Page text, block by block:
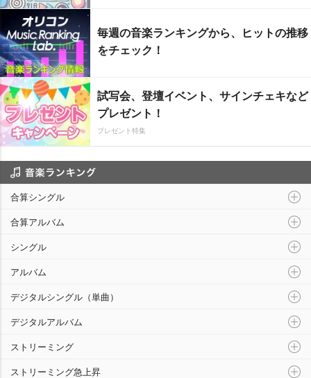
毎週の音楽ランキングから、ヒットの推移
をチェック！
試写会、登壇イベント、サインチェキなど
プレゼント！
プレゼント特集
合算シングル
合算アルバム
シングル
アルバム
デジタルシングル（単曲）
デジタルアルバム
ストリーミング
ストリーミング急上昇